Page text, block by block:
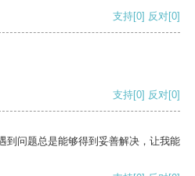
支持[0] 反对[0]
支持[0] 反对[0]
到问题总是能够得到妥善解决，让我能